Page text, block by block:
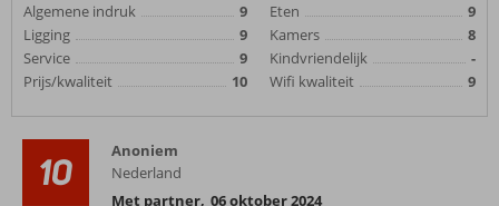
Algemene indruk
9
Ligging
9
Service
9
Prijs/kwaliteit
10
Eten
9
Kamers
8
Kindvriendelijk
-
Wifi kwaliteit
9
10
Anoniem
Nederland
Met partner, 06 oktober 2024